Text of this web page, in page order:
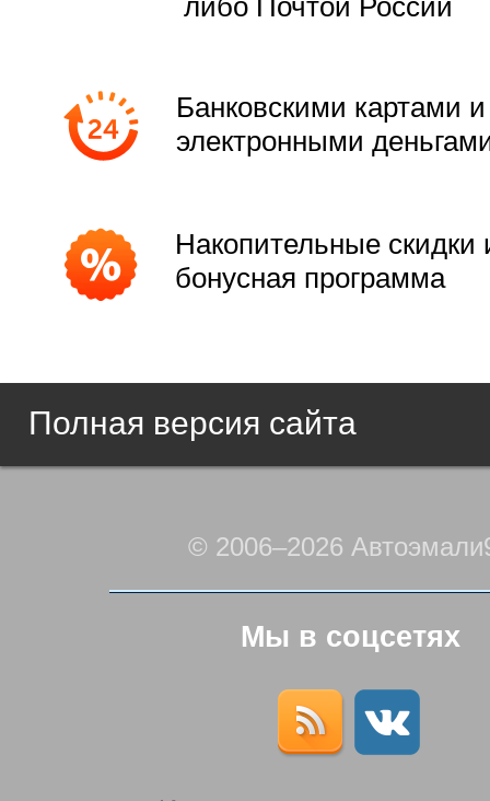
Банковскими картами и
электронными
Накопительные скидки
бонусная программа
Полная версия сайта
© 2006–2026
Мы в соцсетях